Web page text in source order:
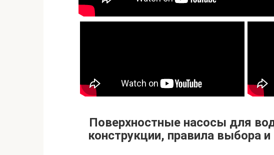
Поверхностные насосы для
конструкции, правила выбора